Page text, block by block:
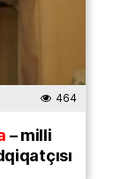
464
– milli